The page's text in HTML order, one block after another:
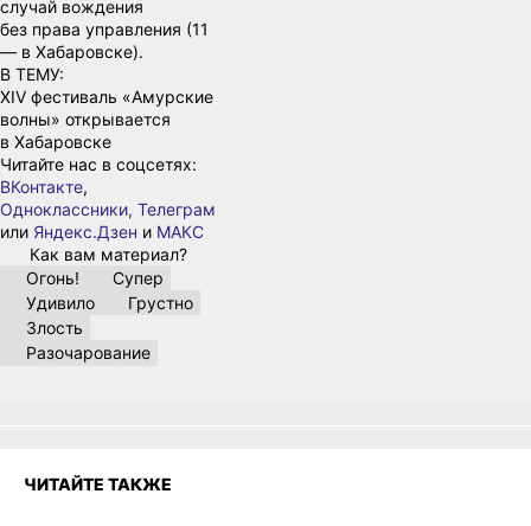
случай вождения
без права управления (11
— в Хабаровске).
В ТЕМУ:
XIV фестиваль «Амурские
волны» открывается
в Хабаровске
Читайте нас в соцсетях:
ВКонтакте,
Одноклассники, Телеграм
или Яндекс.Дзен и МАКС
Как вам материал?
Огонь!
Супер
Удивило
Грустно
Злость
Разочарование
ЧИТАЙТЕ ТАКЖЕ